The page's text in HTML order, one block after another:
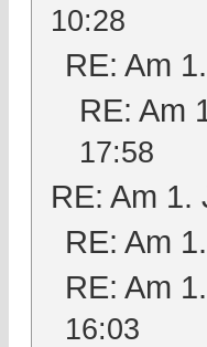
10:28
RE: Am
RE: Am
17:58
RE: Am 1.
RE: Am
RE: Am
16:03